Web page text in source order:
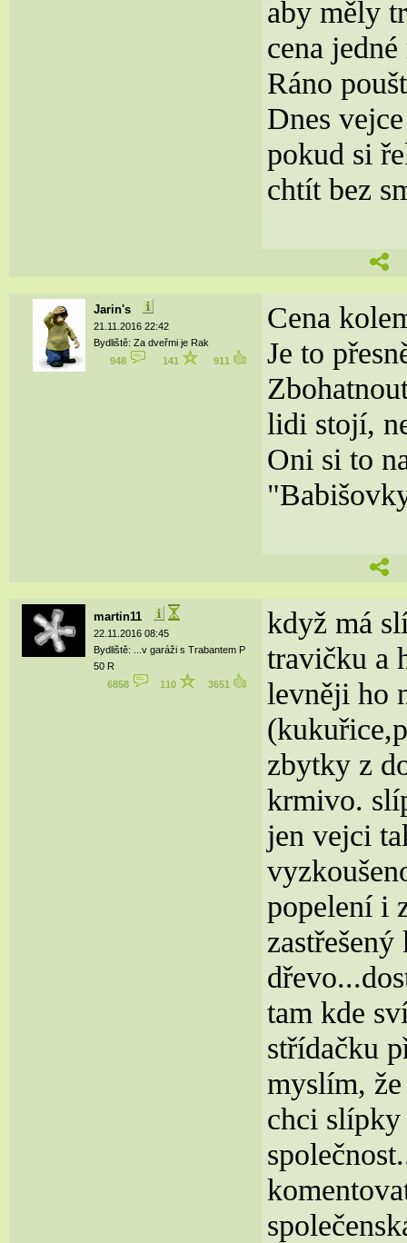
aby měly
cena
Ráno
Dnes
pokud si
chtít bez
Jarin's
21.11.2016 22:42
Bydliště: Za dveřmi je Rak
948
141 911
Cena
Je to
lidi stojí,
Oni si to
martin11
22.11.2016 08:45
Bydliště: ...v garáži s Trabantem P
50 R
6858
110 3651
když má
travičku a
levněji ho
zbytky z
krmivo.
jen vejci
popelení i
tam kde
střídačku
myslím,
chci slípky